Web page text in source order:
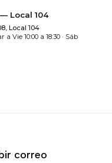
Local 104
Local 104
a Vie 10:00 a 18:30 · Sáb
correo